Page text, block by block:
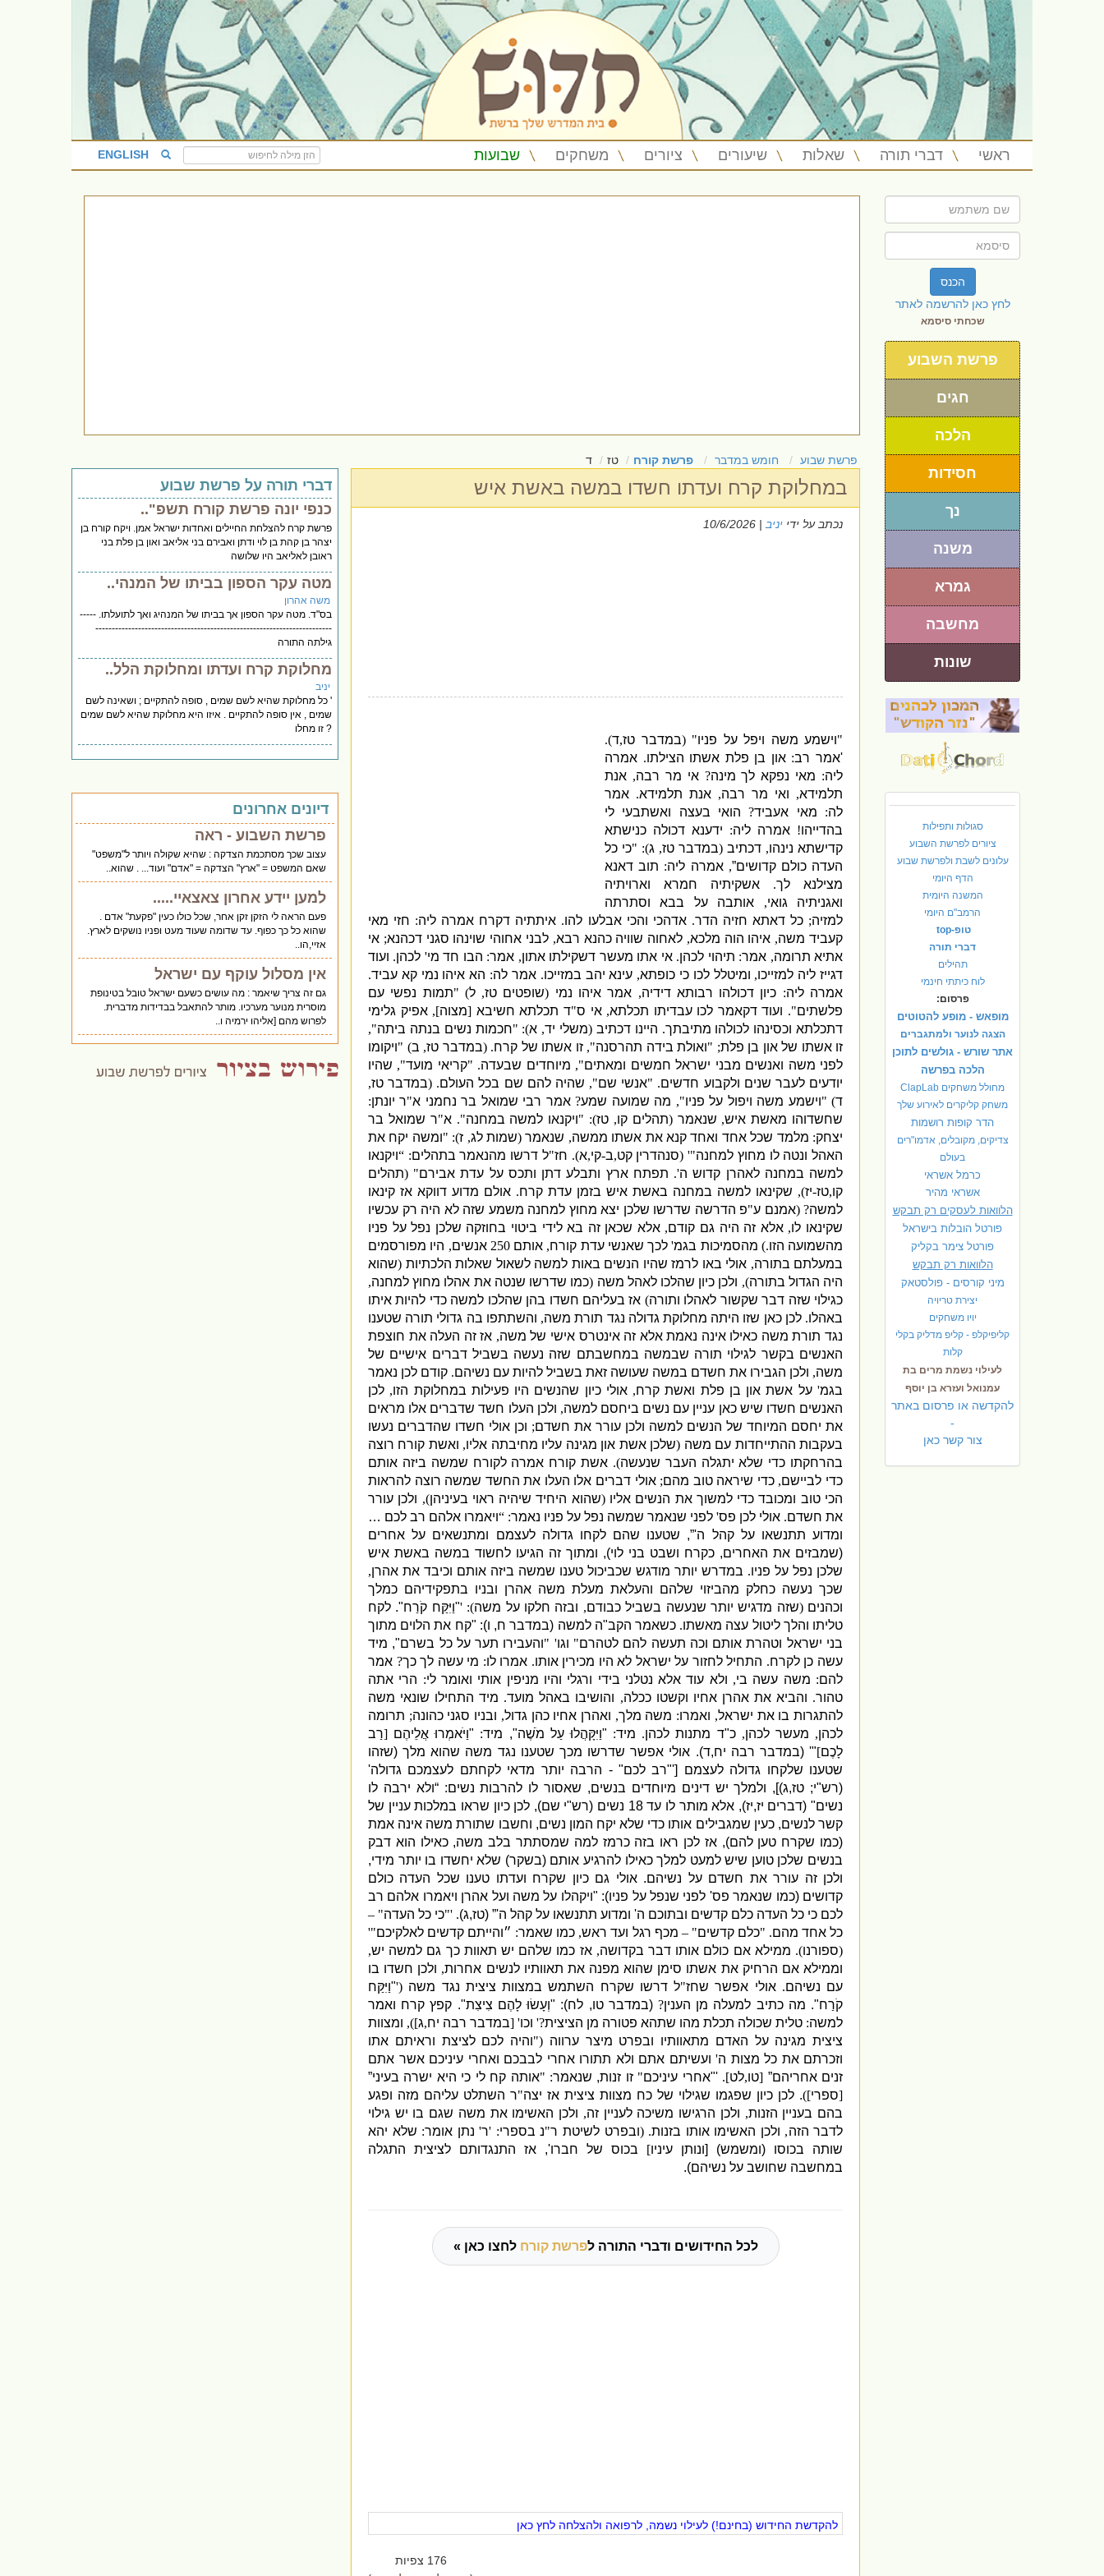
ראשי דברי תורה שאלות שיעורים ציורים משחקים שבועות ENGLISH
הכנס
לחץ כאן להרשמה לאתר
שכחתי סיסמא
פרשת השבוע
חגים
הלכה
חסידות
נך
משנה
גמרא
מחשבה
שונות
סגולות ותפילות
ציורים לפרשת השבוע
עלונים לשבת ולפרשת שבוע
הדף היומי
המשנה היומית
הרמב"ם היומי
טופ-top
דברי תורה
תהילים
לוח כיתתי חינמי
פרסום:
מופאש - מופע להטוטים
הצגה לנוער ולמתגברים
אתר שורש - גולשים לתוכן
הלכה בפרשה
מחולל משחקים ClapLab
משחק קליקרים לאירוע שלך
הדר קופות רושמות
צדיקים, מקובלים, אדמו"רים
בעולם
כרמל אשראי
אשראי מהיר
הלוואות לעסקים רק תבקש
פורטל הובלות בישראל
פורטל צימר בקליק
הלוואות רק תבקש
מיני קורסים - פולסטאק
יצירת טריויה
יויו משחקים
קליפיקלפ - קליפ מדליק בקלי
קלות
לעילוי נשמת מרים בת
עמנואל ועזרא בן יוסף
להקדשה או פרסום באתר
-
צור קשר כאן
פרשת שבוע חומש במדבר פרשת קורח טז ד
במחלוקת קרח ועדתו חשדו במשה באשת איש
נכתב על ידי יניב | 10/6/2026
"וישמע משה ויפל על פניו" (במדבר טז,ד).
'אמר רב:און בן פלת אשתו הצילתו. אמרה
ליה: מאי נפקא לך מינה?אי מר רבה, אנת
תלמידא, ואי מר רבה, אנת תלמידא. אמר
לה: מאי אעביד? הואי בעצה ואשתבעי לי
בהדייהו! אמרה ליה: ידענא דכולה כנישתא
קדישתא נינהו, דכתיב (במדבר טז, ג): "כי כל
העדה כולם קדושים”,אמרה ליה: תוב דאנא
מצילנא לך. אשקיתיה חמרא וארויתיה
ואגניתיה גואי, אותבה על בבא
וסתרתה
למזיה;כל דאתא חזיה הדר.אדהכי והכי אבלעו להו. איתתיה דקרח אמרה ליה: חזי מאי
קעביד משה, איהו הוה מלכא, לאחוה שוויה כהנא רבא,לבני אחוהי שוינהו סגני דכהנא; אי
אתיא תרומה, אמר: תיהוי לכהן.אי אתו מעשר דשקילתו אתון, אמר: הבו חד מי' לכהן. ועוד
דגייז ליה למזייכו, ומיטלל לכו כי כופתא, עינא יהב במזייכו.אמר לה: הא איהו נמי קא עביד.
אמרה ליה: כיון דכולהו רבותא דידיה, אמר איהו נמי (שופטים טז,ל) "תמות נפשי עם
פלשתים". ועוד דקאמר לכו עבדיתו תכלתא,אי ס"ד תכלתא חשיבא [מצוה],אפיק גלימי
דתכלתא וכסינהו לכולהו מתיבתך. היינו דכתיב (משלי יד, א): "חכמות נשים בנתה ביתה",
זו אשתו של און בן פלת; "ואולת בידה תהרסנה",זו אשתו של קרח.
(במדבר טז, ב) "ויקומו
לפני משה ואנשים מבני ישראל חמשים ומאתים", מיוחדים שבעדה. "קריאי מועד", שהיו
יודעים לעבר שנים ולקבוע חדשים. "אנשי שם", שהיה להם שם בכל העולם.
(במדבר טז,
ד) "וישמע משה ויפול על פניו", מה שמועה שמע?אמר רבי שמואל בר נחמני א"ר יונתן:
שחשדוהו מאשת איש, שנאמר(תהלים קו, טז): "ויקנאו למשה במחנה".א"ר שמואל בר
יצחק: מלמד שכל אחד ואחד קנא את אשתו ממשה, שנאמר (שמות לג, ז): "ומשה יקח את
האהל ונטה לו מחוץ למחנה"' (סנהדרין קט,ב-קי,א). חז"ל דרשו מהנאמר בתהלים: “ויקנאו
למשה במחנה לאהרן קדוש ה'. תפתח ארץ ותבלע דתן ותכס על עדת אבירם" (תהלים
קו,טז-יז), שקינאו למשה במחנה באשת איש בזמן עדת קרח. אולם מדוע דווקא אז קינאו
למשה? (אמנם ע"פ הדרשה שדרשו שלכן יצא מחוץ למחנה משמע שזה לא היה רק עכשיו
שקינאו לו,אלא זה היה גם קודם,אלא שכאן זה בא לידי ביטוי בחוזקה שלכן נפל על פניו
מהשמועה הזו.) מהסמיכות בגמ' לכך שאנשי עדת קורח, אותם250 אנשים, היו מפורסמים
במעלתם בתורה, אולי באו לרמז שהיו הנשים באות למשה לשאול שאלות הלכתיות (שהוא
היה הגדול בתורה), ולכן כיון שהלכו לאהל משה (כמו שדרשו שנטה את אהלו מחוץ למחנה,
כגילוי שזה דבר שקשור לאהלו ותורה) אז בעליהם חשדו בהן שהלכו למשה כדי להיות איתו
באהלו.לכן כאן שזו היתה מחלוקת גדולה נגד תורת משה, והשתתפו בה גדולי תורה שטענו
נגד תורת משה כאילו אינה נאמת אלא זה אינטרס אישי של משה, אז זה העלה את חוצפת
האנשים בקשר לגילוי תורה שבמשה במחשבתם שזה נעשה בשביל דברים אישיים של
משה, ולכן הגבירו את חשדם במשה שעושה זאת בשביל להיות עם נשיהם. קודם לכן נאמר
בגמ'על אשת און בן פלת ואשת קרח,אולי כיון שהנשים היו פעילות במחלוקת הזו, לכן
האנשים חשדו שיש כאן עניין עם נשים ביחסם למשה, ולכן העלו חשד שדברים אלו מראים
את יחסם המיוחד של הנשים למשה ולכן עורר את חשדם; וכן אולי חשדו שהדברים נעשו
בעקבות ההתייחדות עם משה (שלכן אשת און מגינה עליו מחיבתה אליו, ואשת קורח רוצה
בהרחקתו כדי שלא יתגלה העבר שנעשה). אשת קורח אמרה לקורח שמשה ביזה אותם
כדי לביישם,כדי שיראה טוב מהם;אולי דברים אלו העלו את החשד שמשה רוצה להראות
הכי טוב ומכובד כדי למשוך את הנשים אליו(שהוא היחיד שיהיה ראוי בעיניהן), ולכן עורר
את חשדם. אולי לכן פס' לפני שנאמר שמשה נפל על פניו נאמר: “ויאמרו אלהם רב לכם …
ומדוע תתנשאו על קהל ה'”, שטענו שהם לקחו גדולה לעצמם ומתנשאים על אחרים
(שמבזים את האחרים, כקרח ושבט בני לוי), ומתוך זה הגיעו לחשוד במשה באשת איש
שלכן נפל על פניו. במדרש יותר מודגש שכביכול טענו שמשה ביזה אותם וכיבד את אהרן,
שכך נעשה כחלק מהביזוי שלהם והעלאת מעלת משה אהרן ובניו בתפקידיהם כמלך
וכהנים(שזה מדגיש יותר שנעשה בשביל כבודם, ובזה חלקו על משה): '
"וַיִּקַּח קֹרַח"
. לקח
טליתו והלך ליטול עצה מאשתו.כשאמר הקב"ה למשה (במדבר ח, ו)
: "קח את הלוים מתוך
בני ישראל וטהרת אותם וכה תעשה להם לטהרם" וגו' "והעבירו תער על כל בשרם", מיד
עשה כן לקרח. התחיל לחזור על ישראל לא היו מכירין אותו. אמרו לו: מי עשה לך כך? אמר
להם: משה עשה בי, ולא עוד אלא נטלני בידי ורגלי והיו מניפין אותי ואומר לי: הרי אתה
טהור. והביא את אהרן אחיו וקשטו ככלה, והושיבו באהל מועד. מיד התחילו שונאי משה
להתגרות בו את ישראל, ואמרו: משה מלך, ואהרן אחיו כהן גדול, ובניו סגני כהונה; תרומה
לכהן, מעשר לכהן,כ"ד מתנות לכהן. מיד:
"וַיִּקָּהֲלוּ עַל מֹשֶׁה", מיד:
"וַיֹּאמְרוּ אֲלֵיהֶם [רַב
לָכֶם]
"' (במדבר רבה יח,ד). אולי אפשר שדרשו מכך שטענו נגד משה שהוא מלך (שזהו
שטענו שלקחו גדולה לעצמם
['"רב לכם" - הרבה יותר מדאי לקחתם לעצמכם גדולה'
(רש"י; טז,ג)], ולמלך יש דינים מיוחדים בנשים, שאסור לו להרבות נשים: “ולא ירבה לו
נשים" (דברים יז,יז), אלא מותר לו עד18 נשים (רש"י שם), לכן כיון שראו במלכות עניין של
קשר לנשים,כעין שמגבילים אותו כדי שלא יקח המון נשים, וחשבו שתורת משה אינה אמת
(כמו שקרח טען להם),אז לכן ראו בזה כרמז למה שמסתתר בלב משה,כאילו הוא דבק
בנשים שלכן טוען שיש למעט למלך כאילו להרגיע אותם(בשקר) שלא יחשדו בו יותר מידי,
ולכן זה עורר את חשדם על נשיהם.אולי גם כיון שקרח ועדתו טענו שכל העדה כולם
קדושים(כמו שנאמר פס' לפני שנפל על פניו): "ויקהלו על משה ועל אהרן ויאמרו אלהם רב
לכם כי כל העדה כלם קדשים ובתוכם ה' ומדוע תתנשאו על קהל ה'” (טז,ג)
. '"כי כל העדה" –
כל אחד מהם. "כלם קדשים" – מכף רגל ועד ראש, כמו שאמר: ״והייתם קדשים לאלקיכם"'
(ספורנו). ממילא אם כולם אותו דבר בקדושה,אז כמו שלהם יש תאוות כך גם למשה יש,
וממילא אם הרחיק את אשתו סימן שהוא מפנה את תאוותיו לנשים אחרות, ולכן חשדו בו
עם נשיהם.אולי אפשר שחז"ל דרשו שקרח השתמש במצוות ציצית נגד משה ('
"וַיִּקַּח
קֹרַח"
. מה כתיב למעלה מן הענין?
(במדבר טו, לח)
: "וְעָשׂוּ לָהֶם צִיצִת". קפץ קרח ואמר
למשה: טלית שכולה תכלת מהו שתהא פטורה מן הציצית?' וכו' [במדבר רבה יח,ג]), ומצוות
ציצית מגינה על האדם מתאוותיו ובפרט מיצר ערווה ("והיה לכם לציצת וראיתם אתו
וזכרתם את כל מצות ה' ועשיתם אתם ולא תתורו אחרי לבבכם ואחרי עיניכם אשר אתם
זנים אחריהם” [טו,לט]
.
'"אחרי עיניכם"זו זנות, שנאמר: "אותה קח לי כי היא ישרה בעיני”
[ספרי])
. לכן כיון שפגמו שגילוי של כח מצוות ציצית אז יצה"ר השתלט עליהם מזה ופגע
בהם בעניין הזנות, ולכן הרגישו משיכה לעניין זה, ולכן האשימו את משה שגם בו יש גילוי
לדבר הזה, ולכן האשימו אותו בזנות. (ובפרט לשיטת ר"נ בספרי: 'ר' נתן אומר: שלא יהא
שותה בכוסו (ומשמש) [ונותן עיניו] בכוס של חברו', אז התנגדותם לציצית התגלה
במחשבה שחושב על נשיהם).
לכל החידושים ודברי התורה לפרשת קורח לחצו כאן »
להקדשת החידוש (בחינם!) לעילוי נשמה, לרפואה ולהצלחה לחץ כאן
176 צפיות
דברי תורה על פרשת שבוע
כנפי יונה פרשת קורח תשפ"..
פרשת קרח להצלחת החיילים ואחדות ישראל אמן. ויקח קורח בן
יצהר בן קהת בן לוי ודתן ואבירם בני אליאב ואון בן פלת בני
ראובן לאליאב היו שלושה
מטה עקר הספון בביתו של המנהי..
משה אהרון
בס"ד. מטה עקר הספון אך בביתו של המנהיג ואך לתועלתו. -----
------------------------------------------------------------------------
גילתה התורה
מחלוקת קרח ועדתו ומחלוקת הלל..
יניב
' כל מחלוקת שהיא לשם שמים , סופה להתקיים ; ושאינה לשם
שמים , אין סופה להתקיים . איזו היא מחלוקת שהיא לשם שמים
? זו מחלו
דיונים אחרונים
פרשת השבוע - ראה
עצוב שכך מסתכמת הצדקה : שהיא שקולה ויותר ל"משפט"
שאם המשפט = "ארץ" הצדקה = "אדם" ועוד... . שהוא..
למען יידע אחרון צאצאיי.....
פעם הראה לי הזקן זקן אחר, שכל כולו כעין "פקעת" אדם .
שהוא כל כך כפוף. עד שדומה שעוד מעט ופניו נושקים לארץ.
אזיי,הו..
אין מסלול עוקף עם ישראל
גם זה צריך שיאמר : מה עושים כשעם ישראל טובל בטינופת
מוסרית מנוער מערכיו. מותר להתאבל בבדידות מדברית.
לפרוש מהם [אליהו ירמיה ו..